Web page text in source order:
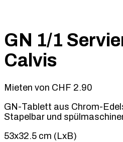
GN 1/1
Calvis
Mieten von CHF 2.90
GN-Tablett aus Chrom-
Stapelbar und
53x32.5 cm (LxB)